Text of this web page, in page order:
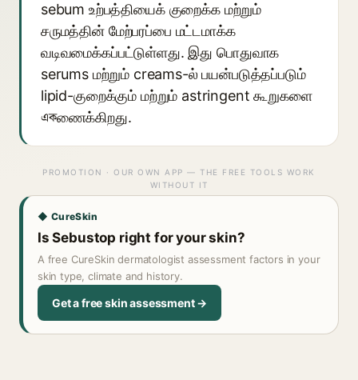
sebum உற்பத்தியைக் குறைக்க மற்றும்
சருமத்தின் மேற்பரப்பை மட்டமாக்க
வடிவமைக்கப்பட்டுள்ளது. இது பொதுவாக
serums மற்றும் creams-ல் பயன்படுத்தப்படும்
lipid-குறைக்கும் மற்றும் astringent கூறுகளை
একணைக்கிறது.
PROMOTION · OUR OWN APP — THE FREE TOOLS WORK
WITHOUT IT
◆ CureSkin
Is Sebustop right for your skin?
A free CureSkin dermatologist assessment factors in your
skin type, climate and history.
Get a free skin assessment →